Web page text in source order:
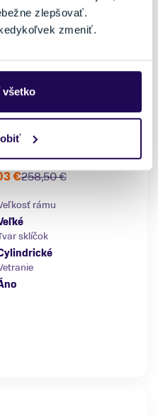
zlepšovať.
zmeniť.
258,50 €
€
rámu
sklíčok